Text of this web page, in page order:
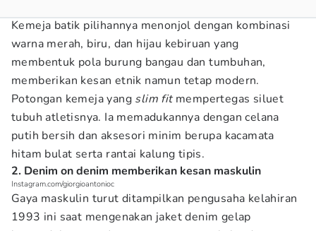
Kemeja batik pilihannya menonjol dengan kombinasi
warna merah, biru, dan hijau kebiruan yang
membentuk pola burung bangau dan tumbuhan,
memberikan kesan etnik namun tetap modern.
Potongan kemeja yang slim fitmempertegas siluet
tubuh atletisnya. Ia memadukannya dengan celana
putih bersih dan aksesori minim berupa kacamata
hitam bulat serta rantai kalung tipis.
2. Denim on denim memberikan kesan maskulin
Instagram.com/giorgioantonioc
Gaya maskulin turut ditampilkan pengusaha kelahiran
1993 ini saat mengenakan jaket denim gelap